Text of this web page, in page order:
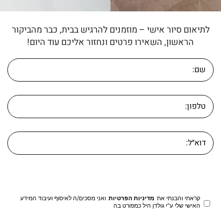
לתיאום סיור אישי – מוזמנים להרגיש בבית, כבר מהביקור
הראשון, השאירו פרטים ונחזור אליכם עוד היום!
קראתי והבנתי את מדיניות הפרטיות ואני מסכים/ה לאיסוף ועיבוד המידע
האישי שלי ע"י גולדן היל כמפורט בה